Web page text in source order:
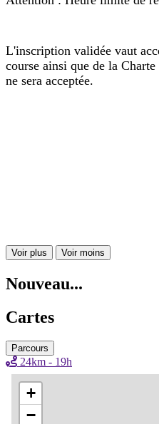
L'inscription validée vaut
course ainsi que de la
ne sera acceptée.
Voir plus Voir moins
Nouveau...
Cartes
Parcours
24km - 19h